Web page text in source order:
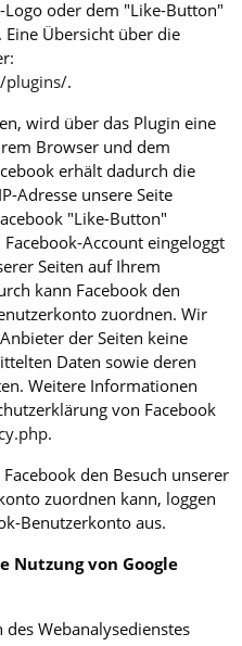
Logo oder dem "Like-Button"
Übersicht über die
plugins/.
wird über das Plugin eine
Browser und dem
erhält dadurch die
Adresse unsere Seite
"Like-Button"
Account eingeloggt
Seiten auf Ihrem
kann Facebook den
zuordnen. Wir
der Seiten keine
Daten sowie deren
Weitere Informationen
von Facebook
.
den Besuch unserer
zuordnen kann, loggen
Benutzerkonto aus.
Nutzung von Google
Webanalysedienstes